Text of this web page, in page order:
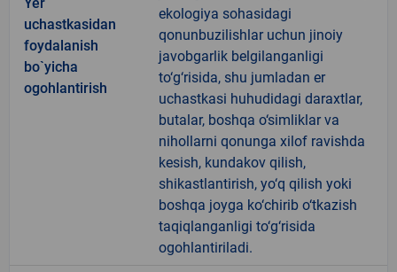
uchastkasidan
foydalanish
bo`yicha
ogohlantirish
ekologiya sohasidagi
qonunbuzilishlar uchun jinoiy
javobgarlik belgilanganligi
to‘g‘risida, shu jumladan er
uchastkasi huhudidagi daraxtlar,
butalar, boshqa o‘simliklar va
nihollarni qonunga xilof ravishda
kesish, kundakov qilish,
shikastlantirish, yo‘q qilish yoki
boshqa joyga ko‘chirib o‘tkazish
taqiqlanganligi to‘g‘risida
ogohlantiriladi.